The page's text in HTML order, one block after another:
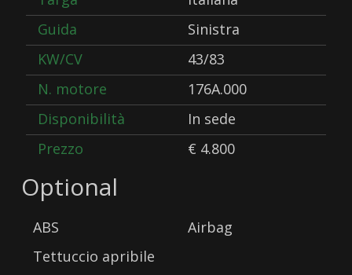
Guida
Sinistra
KW/CV
43/83
N. motore
176A.000
Disponibilità
In sede
Prezzo
€ 4.800
Optional
ABS
Airbag
Tettuccio apribile